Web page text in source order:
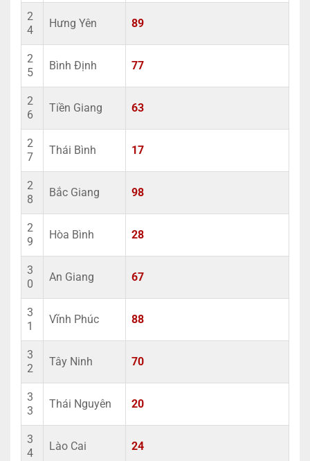
2
4
Hưng Yên 89
2
5
Bình Định 77
2
6
Tiền Giang 63
2
7
Thái Bình 17
2
8
Bắc Giang 98
2
9
Hòa Bình 28
3
0
An Giang 67
3
1
Vĩnh Phúc 88
3
2
Tây Ninh 70
3
3
Thái Nguyên 20
3
4
Lào Cai 24